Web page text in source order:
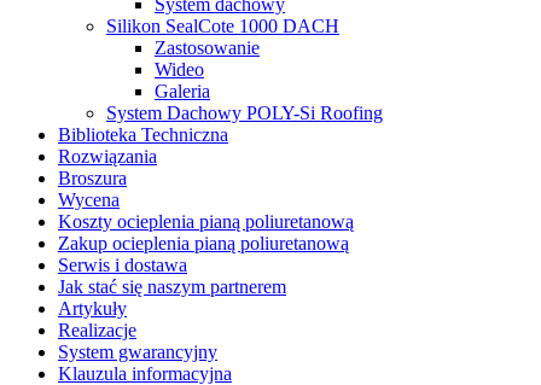
Silikon SealCote 1000 DACH
Zastosowanie
Wideo
Galeria
System Dachowy POLY-Si Roofing
Biblioteka Techniczna
Rozwiązania
Broszura
Wycena
Koszty ocieplenia pianą poliuretanową
Zakup ocieplenia pianą poliuretanową
Serwis i dostawa
Jak stać się naszym partnerem
Artykuły
Realizacje
System gwarancyjny
Klauzula informacyjna